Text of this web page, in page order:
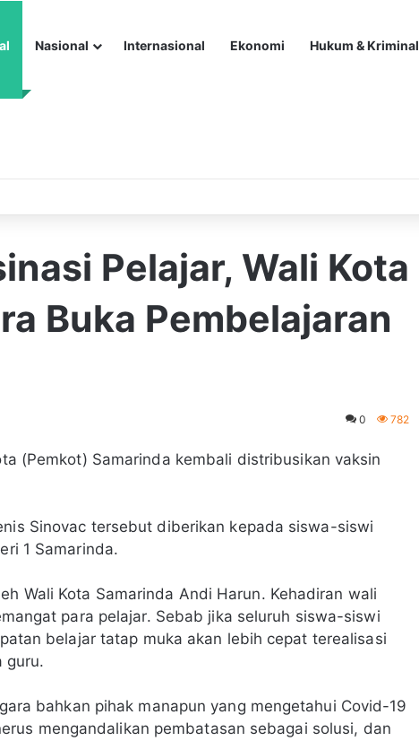
Nasional Internasional Ekonomi Hukum & Kriminal
Pelajar, Wali Kota
Buka Pembelajaran
0 782
(Pemkot) Samarinda kembali distribusikan vaksin
Sinovac tersebut diberikan kepada siswa-siswi
1 Samarinda.
Wali Kota Samarinda Andi Harun. Kehadiran wali
para pelajar. Sebab jika seluruh siswa-siswi
belajar tatap muka akan lebih cepat terealisasi
guru.
bahkan pihak manapun yang mengetahui Covid-19
mengandalikan pembatasan sebagai solusi, dan